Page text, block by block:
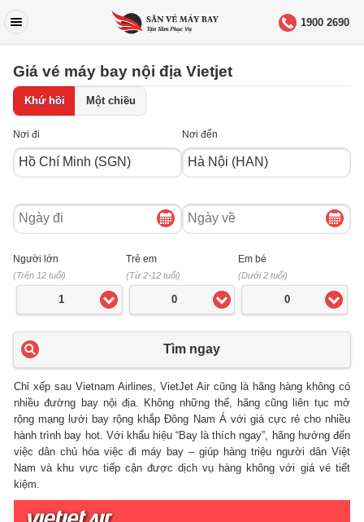
1900 2690
Giá vé máy bay nội địa Vietjet
Khứ hồi Một chiều
Nơi đi Nơi đến
Ngày
đi
Ngày
về
Người lớn
(Trên 12 tuổi)
1
Trẻ em
(Từ 2-12 tuổi)
0
Em bé
(Dưới 2 tuổi)
0
Tìm ngay
Chỉ xếp sau Vietnam Airlines, VietJet Air cũng là hãng hàng không có
nhiều đường bay nội địa. Không những thế, hãng cũng liên tục mở
rộng mạng lưới bay rộng khắp Đông Nam Á với giá cực rẻ cho nhiều
hành trình bay hot. Với khẩu hiệu “Bay là thích ngay”, hãng hướng đến
việc dân chủ hóa việc đi máy bay – giúp hàng triệu người dân Việt
Nam và khu vực tiếp cận được dịch vụ hàng không với giá vé tiết
kiệm.